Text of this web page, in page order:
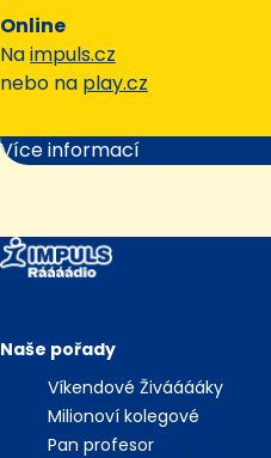
Online
Naimpuls.cz
nebo na play.cz
Více informací
Naše pořady
Víkendové Živááááky
Milionoví kolegové
Pan profesor